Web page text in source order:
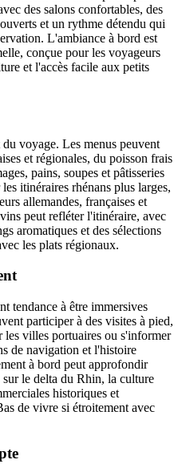
des salons confortables, des
et un rythme détendu qui
L'ambiance à bord est
conçue pour les voyageurs
et l'accès facile aux petits
voyage. Les menus peuvent
et régionales, du poisson frais
pains, soupes et pâtisseries
itinéraires rhénans plus larges,
allemandes, françaises et
peut refléter l'itinéraire, avec
aromatiques et des sélections
les plats régionaux.
tendance à être immersives
participer à des visites à pied,
les villes portuaires ou s'informer
de navigation et l'histoire
à bord peut approfondir
sur le delta du Rhin, la culture
historiques et
de vivre si étroitement avec